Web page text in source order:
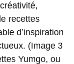
recettes
d’inspiration
(Image 3
Yumgo, ou